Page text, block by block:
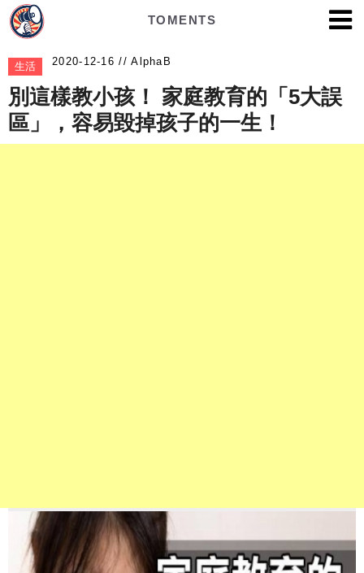
TOMENTS
生活 AlphaB
別這樣教小孩！ 家庭教育的「5大誤
區」，容易毀掉孩子的一生！